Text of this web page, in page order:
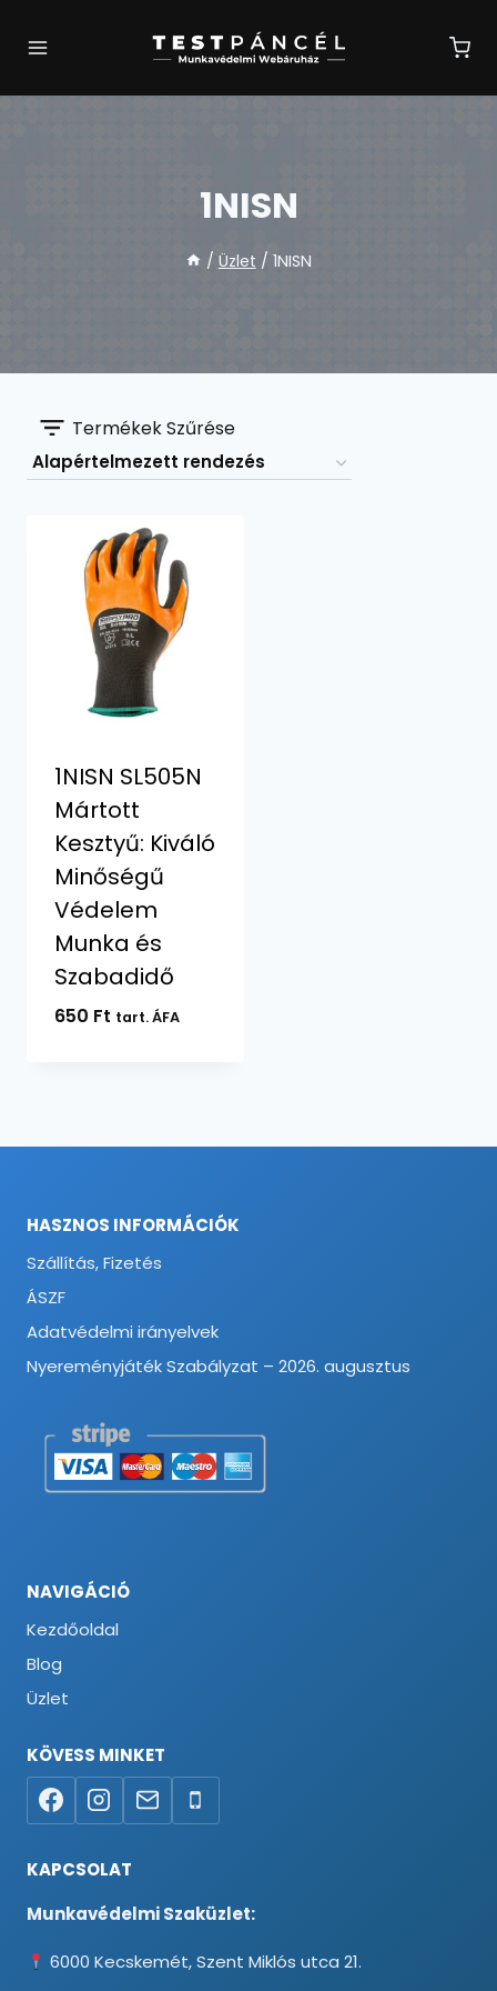
1NISN
/ Üzlet / 1NISN
Termékek Szűrése
1NISN SL505N
Mártott
Kesztyű: Kiváló
Minőségű
Védelem
Munka és
Szabadidő
650 Ft tart. ÁFA
HASZNOS INFORMÁCIÓK
Szállítás, Fizetés
ÁSZF
Adatvédelmi irányelvek
Nyereményjáték Szabályzat – 2026. augusztus
NAVIGÁCIÓ
Kezdőoldal
Blog
Üzlet
KÖVESS MINKET
KAPCSOLAT
Munkavédelmi Szaküzlet:
6000 Kecskemét, Szent Miklós utca 21.